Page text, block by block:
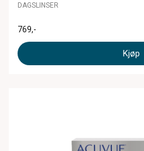
DAGSLINSER
769,-
Kjøp